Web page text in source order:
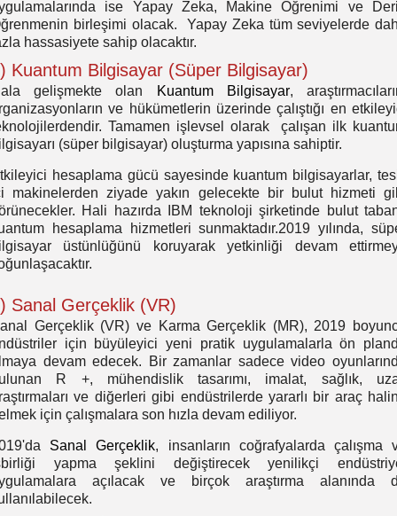
ise Yapay Zeka, Makine Öğrenimi ve
birleşimi olacak. Yapay Zeka tüm seviyelerde
hassasiyete sahip olacaktır.
Kuantum Bilgisayar (Süper Bilgisayar)
gelişmekte olan Kuantum Bilgisayar,
ve hükümetlerin üzerinde çalıştığı en
Tamamen işlevsel olarak çalışan ilk
(süper bilgisayar) oluşturma yapısına sahiptir.
hesaplama gücü sayesinde kuantum bilgisayarlar,
makinelerden ziyade yakın gelecekte bir bulut hizmeti
Hali hazırda IBM teknoloji şirketinde bulut
hesaplama hizmetleri sunmaktadır.2019 yılında,
üstünlüğünü koruyarak yetkinliği devam
Sanal Gerçeklik (VR)
Gerçeklik (VR) ve Karma Gerçeklik (MR), 2019
için büyüleyici yeni pratik uygulamalarla ön
devam edecek. Bir zamanlar sadece video
R +, mühendislik tasarımı, imalat, sağlık,
ve diğerleri gibi endüstrilerde yararlı bir araç
için çalışmalara son hızla devam ediliyor.
Sanal Gerçeklik, insanların coğrafyalarda çalışma
yapma şeklini değiştirecek yenilikçi
açılacak ve birçok araştırma alanında